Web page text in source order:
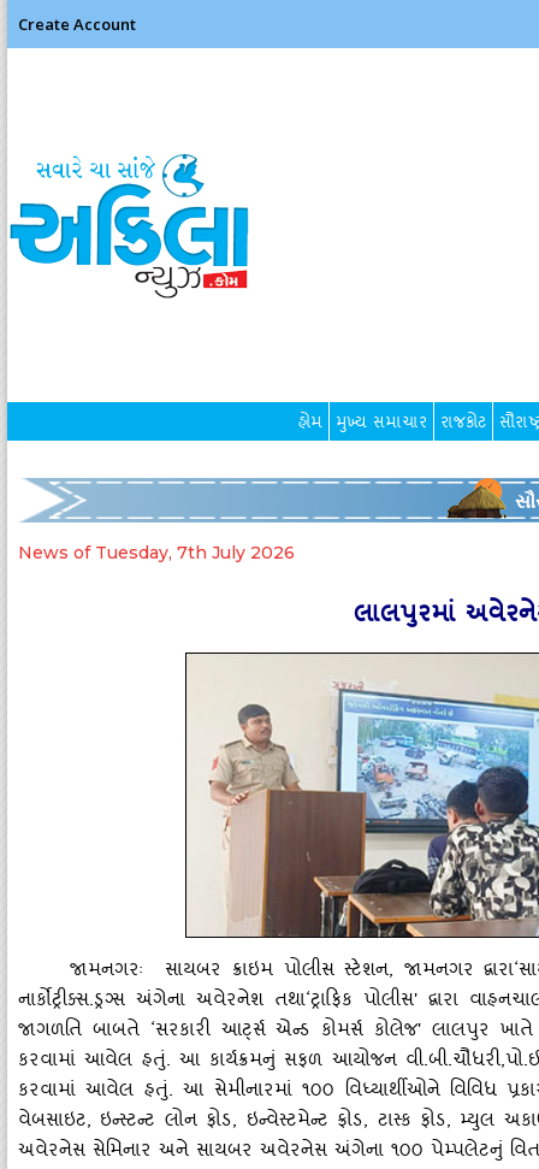
Create Account
હોમ મુખ્ય સમાચાર રાજકોટ
News of Tuesday, 7th July 2026
લાલપુરમાં અવેરનેસ
જામનગરઃ સાયબર ક્રાઇમ પોલીસ સ્‍ટેશન, જામનગર
નાર્કોટ્રીક્‍સ.ડ્રગ્‍સ અંગેના અવેરનેશ તથા‘ટ્રાફિક પોલીસ' દ્વારા
જાગળતિ બાબતે ‘સરકારી આર્ટ્‍સ એન્‍ડ કોમર્સ કોલેજ'
કરવામાં આવેલ હતું. આ કાર્યક્રમનું સફળ આયોજન
કરવામાં આવેલ હતું. આ સેમીનારમાં ૧૦૦ વિધ્‍યાર્થીઓને વિવિધ
વેબસાઇટ, ઇન્‍સ્‍ટન્‍ટ લોન ફોડ, ઇન્‍વેસ્‍ટમેન્‍ટ ફ્રોડ, ટાસ્‍ક ફોડ, મ્‍યુલ
અવેરનેસ સેમિનાર અને સાયબર અવેરનેસ અંગેના ૧૦૦ પેમ્‍પલેટનું